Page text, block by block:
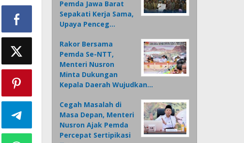
Pemda Jawa Barat
Sepakati Kerja Sama,
Upaya Penceg…
Rakor Bersama
Pemda Se-NTT,
Menteri Nusron
Minta Dukungan
Kepala Daerah Wujudkan…
Cegah Masalah di
Masa Depan, Menteri
Nusron Ajak Pemda
Percepat Sertipikasi